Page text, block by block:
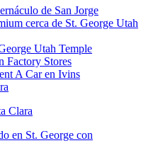
de San Jorge
cerca de St. George Utah
Utah Temple
Factory Stores
A Car en Ivins
Clara
en St. George con